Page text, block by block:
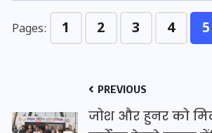
Pages: 1 2 3 4 5
PREVIOUS
जोश और हुनर को
UPSSSC Lekhpal
2025: यूपी में
जानें कब से शुरू होंगे
16 दिसम्बर